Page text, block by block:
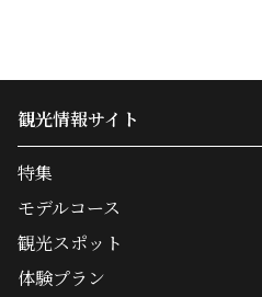
観光情報サイト
特集
モデルコース
観光スポット
体験プラン